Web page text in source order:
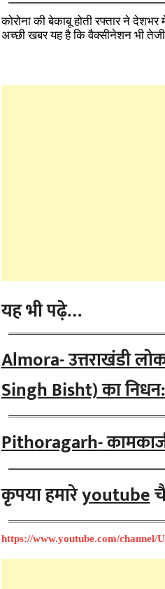
कोरोना की बेकाबू होती रफ्तार ने
अच्छी खबर यह है कि वैक्सीनेशन भी
यह भी पढ़े…
Almora- उत्तराखंडी
Singh Bisht) का निधन:
Pithoragarh-
कृपया हमारेyoutube
https://www.youtube.com/